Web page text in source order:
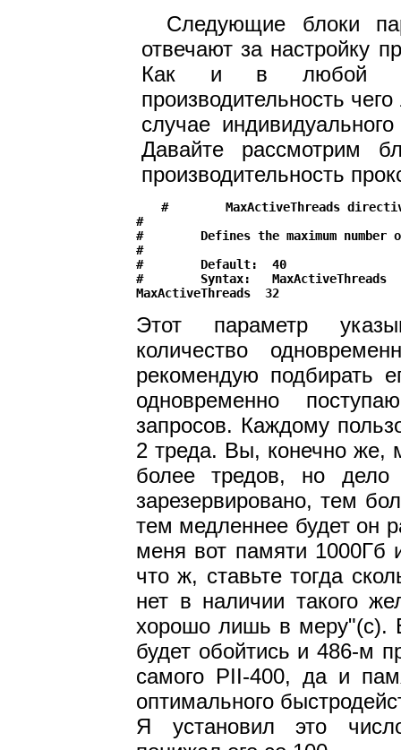
Следующие блоки
отвечают за настройку
Как и в любой
производительность
случае
Давайте рассмотрим
производительность
#        MaxActiveThreads
#
#        Defines the maximum
#
#        Default:  40
#        Syntax:   MaxActiveThreads
Этот параметр
количество
рекомендую подбирать
одновременно
запросов. Каждому
2 треда. Вы, конечно же,
более тредов, но
зарезервировано, тем
тем медленнее будет он
меня вот памяти 1000Гб
что ж, ставьте тогда
нет в наличии такого
хорошо лишь в меру"(с).
будет обойтись и 486-м
самого PII-400, да и
оптимального
Я установил это